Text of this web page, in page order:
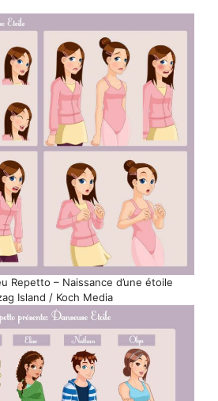
Repetto – Naissance d’une étoile
Island / Koch Media